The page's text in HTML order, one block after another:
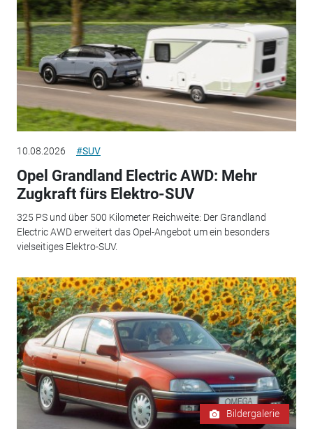
10.08.2026 #SUV
Opel Grandland Electric AWD: Mehr
Zugkraft fürs Elektro-SUV
325 PS und über 500 Kilometer Reichweite: Der Grandland
Electric AWD erweitert das Opel-Angebot um ein besonders
vielseitiges Elektro-SUV.
Bildergalerie